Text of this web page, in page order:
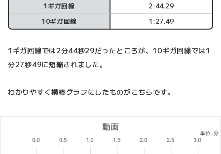
1ギガ回線
2:44.29
10ギガ回線
1:27.49
1ギガ回線では2分44秒29だったところが、10ギガ回線では1
分27秒49に短縮されました。
わかりやすく横棒グラフにしたものがこちらです。